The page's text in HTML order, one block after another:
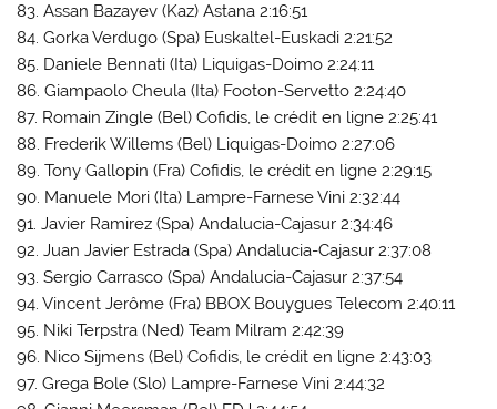
83. Assan Bazayev (Kaz) Astana 2:16:51
84. Gorka Verdugo (Spa) Euskaltel-Euskadi 2:21:52
85. Daniele Bennati (Ita) Liquigas-Doimo 2:24:11
86. Giampaolo Cheula (Ita) Footon-Servetto 2:24:40
87. Romain Zingle (Bel) Cofidis, le crédit en ligne 2:25:41
88. Frederik Willems (Bel) Liquigas-Doimo 2:27:06
89. Tony Gallopin (Fra) Cofidis, le crédit en ligne 2:29:15
90. Manuele Mori (Ita) Lampre-Farnese Vini 2:32:44
91. Javier Ramirez (Spa) Andalucia-Cajasur 2:34:46
92. Juan Javier Estrada (Spa) Andalucia-Cajasur 2:37:08
93. Sergio Carrasco (Spa) Andalucia-Cajasur 2:37:54
94. Vincent Jerôme (Fra) BBOX Bouygues Telecom 2:40:11
95. Niki Terpstra (Ned) Team Milram 2:42:39
96. Nico Sijmens (Bel) Cofidis, le crédit en ligne 2:43:03
97. Grega Bole (Slo) Lampre-Farnese Vini 2:44:32